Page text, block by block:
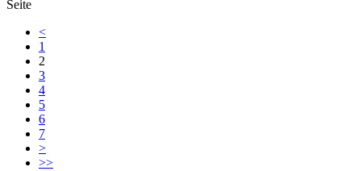
Seite
<
1
2
3
4
5
6
7
>
>>